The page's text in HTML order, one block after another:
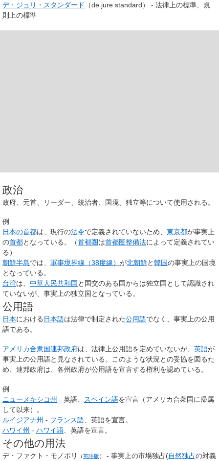
デ・ジュリ・スタンダード
（de jure standard） - 法律上の標準、規
則上の標準
政治
政府、元首、リーダー、統治者、国境、独立等について使用される。
例
日本の首都は、現行の法令で定義されていないため、 東京都が事実上
の首都となっている。（首都圏は首都圏整備法によって定義されてい
る）
朝鮮半島では、 軍事境界線（38度線） が北朝鮮と韓国の事実上の国境
となっている。
台湾は、 中華人民共和国 と国交のある国からは独立国として認識され
ていないが、事実上の独立国となっている。
公用語
日本における 日本語は法律で制定された公用語でなく、事実上の公用
語である。
アメリカ合衆国連邦政府は、法律上公用語を定めていないが、 英語が
事実上の公用語と見なされている。このような状況との妥協を図るた
め、連邦政府は、各州政府が公用語を宣言する権利を認めている。
例
ニューメキシコ州 - 英語、 スペイン語を宣言（アメリカ合衆国に帰属
して以来）。
ルイジアナ州 - フランス語 、英語を宣言。
ハワイ州 - ハワイ語 、英語を宣言。
その他の用法
デ・ファクト・モノポリ （英語版 ） - 事実上の市場独占(自然独占の対義